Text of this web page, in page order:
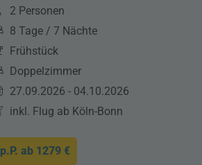
2 Personen
8 Tage / 7 Nächte
Frühstück
Doppelzimmer
27.09.2026 - 04.10.2026
inkl. Flug ab Köln-Bonn
p.P. ab 1279 €